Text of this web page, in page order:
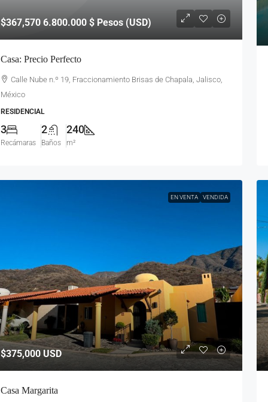
$367,570 6.800.000 $ Pesos (USD)
Casa: Precio Perfecto
Calle Nube n.º 19, Fraccionamiento Brisas de Chapala, Jalisco,
México
RESIDENCIAL
3
Recámaras
2
Baños
240
m²
EN VENTA VENDIDA
$375,000USD
Casa Margarita